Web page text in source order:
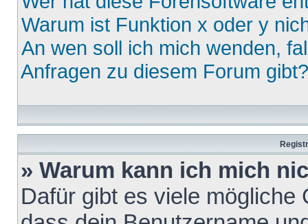
Warum ist Funktion x oder y
An wen soll ich mich wenden,
Anfragen zu diesem Forum gibt?
» Warum kann ich mich
Dafür gibt es viele